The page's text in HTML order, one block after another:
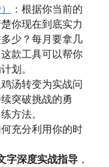
：根据你当前的
你现在到底实力
少？每月要拿几
款工具可以帮你
划。
鸡汤转变为实战问
突破挑战的勇
方法。
何充分利用你的时
字深度实战指导 ，